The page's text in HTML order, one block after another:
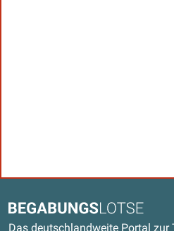
Kontaktdaten
Begabungslotse
Das deutschlandweite Portal